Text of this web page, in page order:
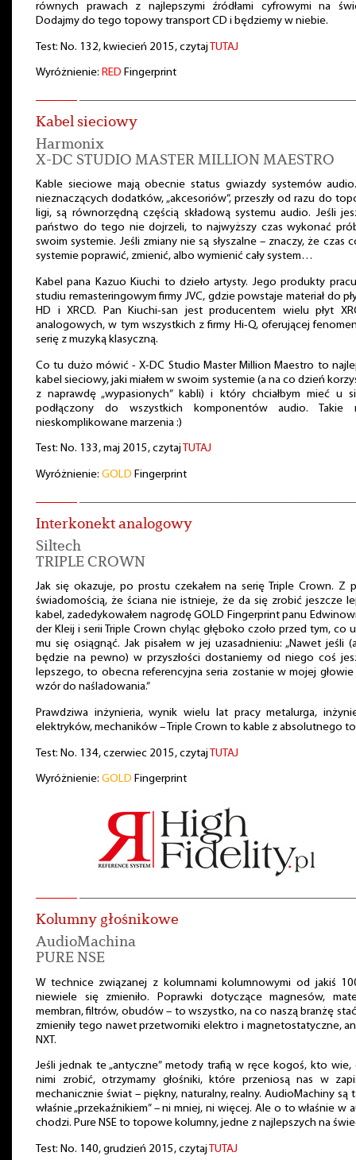
równych prawach z najlepszymi źródłami cyfrowymi na
Dodajmy do tego topowy transport CD i będziemy w niebie.
Test: No. 132, kwiecień 2015, czytaj TUTAJ
Wyróżnienie: RED Fingerprint
Kabel sieciowy
Harmonix
X-DC STUDIO MASTER MILLION MAESTRO
Kable sieciowe mają obecnie status gwiazdy systemów
nieznaczących dodatków, „akcesoriów”, przeszły od razu do
ligi, są równorzędną częścią składową systemu audio. Jeśli
państwo do tego nie dojrzeli, to najwyższy czas wykonać
swoim systemie. Jeśli zmiany nie są słyszalne – znaczy, że czas
systemie poprawić, zmienić, albo wymienić cały system…
Kabel pana Kazuo Kiuchi to dzieło artysty. Jego produkty
studiu remasteringowym firmy JVC, gdzie powstaje materiał do
HD i XRCD. Pan Kiuchi-san jest producentem wielu płyt
analogowych, w tym wszystkich z firmy Hi-Q, oferującej
serię z muzyką klasyczną.
Co tu dużo mówić - X-DC Studio Master Million Maestro to
kabel sieciowy, jaki miałem w swoim systemie (a na co dzień
z naprawdę „wypasionych” kabli) i który chciałbym mieć u
podłączony do wszystkich komponentów audio. Takie
nieskomplikowane marzenia :)
Test: No. 133, maj 2015, czytaj TUTAJ
Wyróżnienie: GOLD Fingerprint
Interkonekt analogowy
Siltech
TRIPLE CROWN
Jak się okazuje, po prostu czekałem na serię Triple Crown. Z
świadomością, że ściana nie istnieje, że da się zrobić jeszcze
kabel, zadedykowałem nagrodę GOLD Fingerprint panu
der Kleij i serii Triple Crown chyląc głęboko czoło przed tym, co
mu się osiągnąć. Jak pisałem w jej uzasadnieniu: „Nawet jeśli
będzie na pewno) w przyszłości dostaniemy od niego coś
lepszego, to obecna referencyjna seria zostanie w mojej głowie
wzór do naśladowania.”
Prawdziwa inżynieria, wynik wielu lat pracy metalurga,
elektryków, mechaników – Triple Crown to kable z absolutnego
Test: No. 134, czerwiec 2015, czytaj TUTAJ
Wyróżnienie: GOLD Fingerprint
Kolumny głośnikowe
AudioMachina
PURE NSE
W technice związanej z kolumnami kolumnowymi od jakiś
niewiele się zmieniło. Poprawki dotyczące magnesów,
membran, filtrów, obudów – to wszystko, na co naszą branżę
zmieniły tego nawet przetworniki elektro i magnetostatyczne,
NXT.
Jeśli jednak te „antyczne” metody trafią w ręce kogoś, kto wie,
nimi zrobić, otrzymamy głośniki, które przeniosą nas w
mechanicznie świat – piękny, naturalny, realny. AudioMachiny są
właśnie „przekaźnikiem” – ni mniej, ni więcej. Ale o to właśnie w
chodzi. Pure NSE to topowe kolumny, jedne z najlepszych na
Test: No. 140, grudzień 2015, czytaj TUTAJ